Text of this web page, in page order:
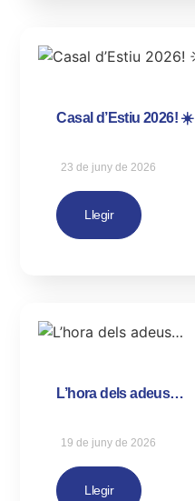
Casal d’Estiu 2026! ☀️
23 de juny de 2026
Llegir
L’hora dels adeus…
19 de juny de 2026
Llegir